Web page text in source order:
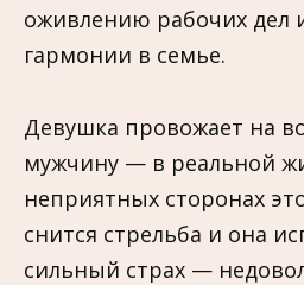
оживлению рабочих дел
гармонии в семье.
Девушка провожает на
мужчину — в реальной
неприятных сторонах
снится стрельба и она
сильный страх —